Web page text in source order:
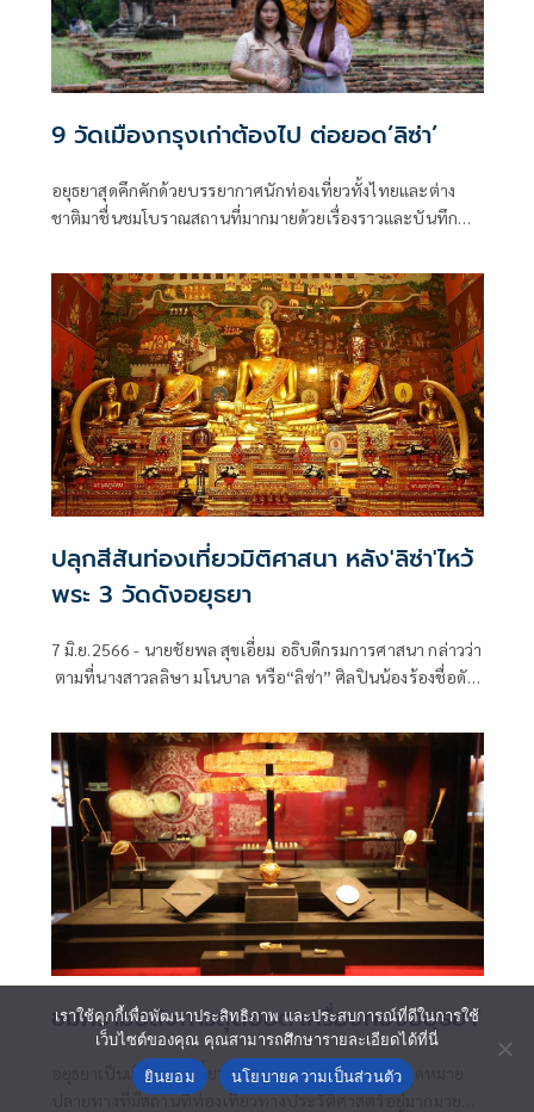
9 วัดเมืองกรุงเก่าต้องไป ต่อยอด’ลิซ่า’
อยุธยาสุดคึกคักด้วยบรรยากาศนักท่องเที่ยวทั้งไทยและต่าง
ชาติมาชื่นชมโบราณสถานที่มากมายด้วยเรื่องราวและบันทึก
นานยังเป็นมนต์เสน่ห์ของเมืองอยุธยา ยิ่งตอนนี้ท่องเที่ยว
อยุธยามีสีสันมากขึ้น
ปลุกสีสันท่องเที่ยวมิติศาสนา หลัง'ลิซ่า'ไหว้
พระ 3 วัดดังอยุธยา
7 มิ.ย.2566 - นายชัยพล สุขเอี่ยม อธิบดีกรมการศาสนา กล่าวว่า
ตามที่นางสาวลลิษา มโนบาล หรือ“ลิซ่า” ศิลปินน้องร้องชื่อดัง
จ.พระนครศรีอยุธยา โดยโพสต์ภาพสวมชุดไทยไหว้พระ กราบ
สิ่งศักดิ์สิทธิ์ ณ วัดหน้าพระเมรุ
ชมความอลังการสุดยอด'เครื่องทองอยุธยา'
อยุธยาเป็นเมืองท่องเที่ยวยอดนิยมระดับโลก ถือเป็นจุดหมาย
ปลายทางที่มีสถานที่ท่องเที่ยวทางประวัติศาสตร์อยู่มากมาย
เราใช้คุกกี้เพื่อพัฒนาประสิทธิภาพ และประสบการณ์ที่ดีในการใช้
เว็บไซต์ของคุณ คุณสามารถศึกษารายละเอียดได้ที่นี่
ยินยอม
นโยบายความเป็นส่วนตัว